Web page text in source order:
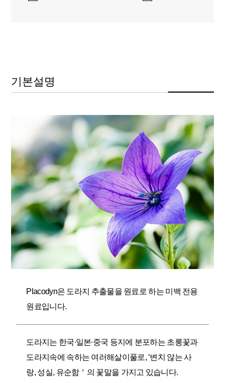
기본설명
Placodyn은 도라지 추출물을 원료로 하는 미백 전용
원료입니다.
도라지는 한국∙일본∙중국 등지에 분포하는 초롱꽃과
도라지속에 속하는 여러해살이풀로, ‘변치 않는 사
랑, 성실, 유순함＇의 꽃말을 가지고 있습니다.